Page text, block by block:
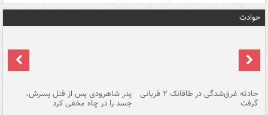
حوادث
حادثه غرق‌شدگی در طاقانک ۲ قربانی
گرفت
پدر شاهرودی پس از قتل پسرش،
جسد را در چاه مخفی کرد